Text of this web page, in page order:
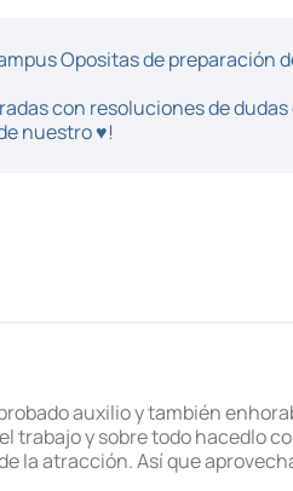
Opositas de
con resoluciones de
nuestro ♥!
auxilio y también
trabajo y sobre todo hacedlo
la atracción. Así que